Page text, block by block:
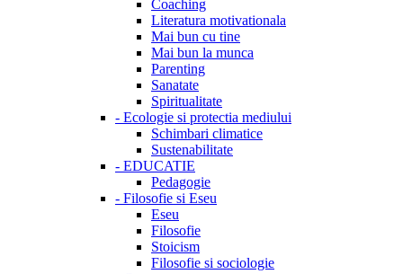
Coaching
Literatura motivationala
Mai bun cu tine
Mai bun la munca
Parenting
Sanatate
Spiritualitate
- Ecologie si protectia mediului
Schimbari climatice
Sustenabilitate
- EDUCATIE
Pedagogie
- Filosofie si Eseu
Eseu
Filosofie
Stoicism
Filosofie si sociologie